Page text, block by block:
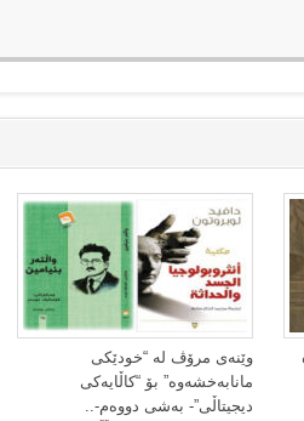
وێنەی مرۆڤ لە “خودێکی
مانابەخشەوە” بۆ “کاڵایەکی
دیجیتاڵی”- بەشی دووەم-..